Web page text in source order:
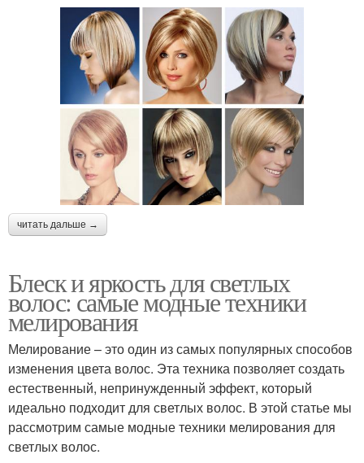
читать дальше →
Блеск и яркость для светлых
волос: самые модные техники
мелирования
Мелирование – это один из самых популярных способов
изменения цвета волос. Эта техника позволяет создать
естественный, непринужденный эффект, который
идеально подходит для светлых волос. В этой статье мы
рассмотрим самые модные техники мелирования для
светлых волос.